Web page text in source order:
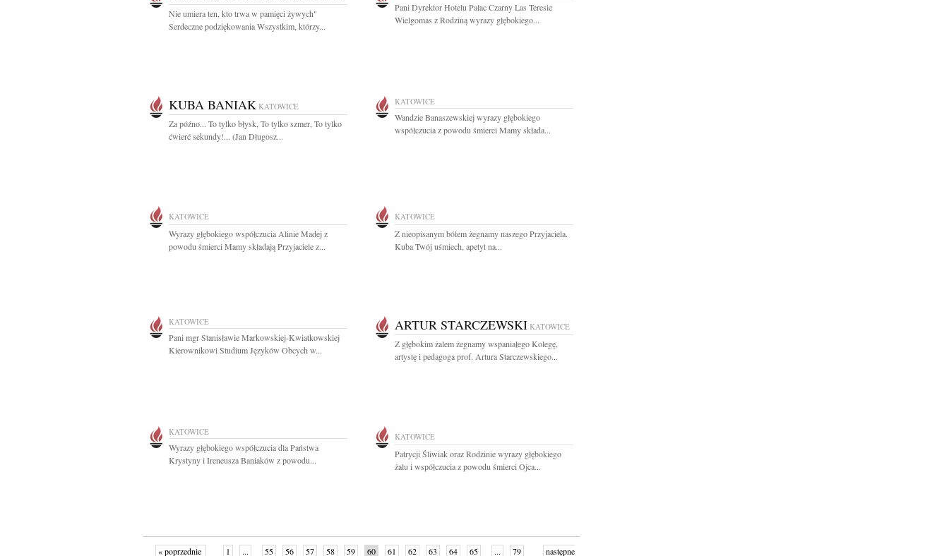
Nie umiera ten, kto trwa w pamięci żywych"
Serdeczne podziękowania Wszystkim, którzy...
Pani Dyrektor Hotelu Pałac Czarny Las Teresie
Wielgomas z Rodziną wyrazy głębokiego...
KUBA BANIAK KATOWICE
Za późno... To tylko błysk, To tylko szmer, To tylko
ćwierć sekundy!... (Jan Długosz...
KATOWICE
Wandzie Banaszewskiej wyrazy głębokiego
współczucia z powodu śmierci Mamy składa...
KATOWICE
Wyrazy głębokiego współczucia Alinie Madej z
powodu śmierci Mamy składają Przyjaciele z...
KATOWICE
Z nieopisanym bólem żegnamy naszego Przyjaciela.
Kuba Twój uśmiech, apetyt na...
KATOWICE
Pani mgr Stanisławie Markowskiej-Kwiatkowskiej
Kierownikowi Studium Języków Obcych w...
ARTUR STARCZEWSKI KATOWICE
Z głębokim żalem żegnamy wspaniałego Kolegę,
artystę i pedagoga prof. Artura Starczewskiego...
KATOWICE
Wyrazy głębokiego współczucia dla Państwa
Krystyny i Ireneusza Baniaków z powodu...
KATOWICE
Patrycji Śliwiak oraz Rodzinie wyrazy głębokiego
żalu i współczucia z powodu śmierci Ojca...
« poprzednie 1 ... 55 56 57 58 59 60 61 62 63 64 65 ... 79 następne